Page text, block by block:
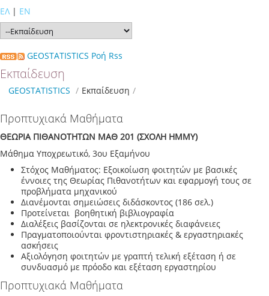
ΕΛ| EN
GEOSTATISTICS Ροή Rss
Εκπαίδευση
GEOSTATISTICS / Εκπαίδευση /
Προπτυχιακά Μαθήματα
ΘΕΩΡΙΑ ΠΙΘΑΝΟΤΗΤΩΝ ΜΑΘ 201 (ΣΧΟΛΗ ΗΜΜΥ)
Μάθημα Υποχρεωτικό, 3ου Εξαμήνου
Στόχος Μαθήματος: Εξοικοίωση φοιτητών με βασικές
έννοιες της Θεωρίας Πιθανοτήτων και εφαρμογή τους σε
προβλήματα μηχανικού
Διανέμονται σημειώσεις διδάσκοντος (186 σελ.)
Προτείνεται βοηθητική βιβλιογραφία
Διαλέξεις βασίζονται σε ηλεκτρονικές διαφάνειες
Πραγματοποιούνται φροντιστηριακές & εργαστηριακές
ασκήσεις
Αξιολόγηση φοιτητών με γραπτή τελική εξέταση ή σε
συνδυασμό με πρόοδο και εξέταση εργαστηρίου
Προπτυχιακά Μαθήματα